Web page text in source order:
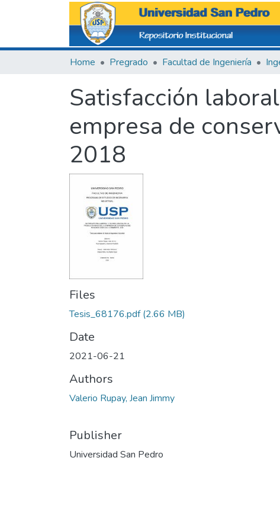
Home Pregrado Facultad de Ingeniería
Satisfacción
empresa de
2018
Files
Tesis_68176.pdf(2.66 MB)
Date
2021-06-21
Authors
Valerio Rupay, Jean Jimmy
Publisher
Universidad San Pedro